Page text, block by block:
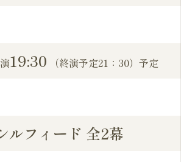
19:30 （終演予定21：30）予定
ルフィード 全2幕